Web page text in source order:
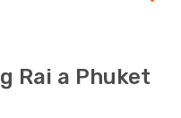
Rai a Phuket